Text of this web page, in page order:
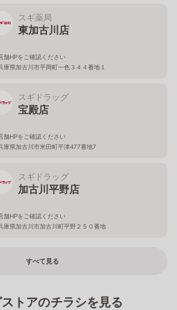
スギ薬局
東加古川店
舗HPをご確認ください
庫県加古川市平岡町一色３４４番地１
スギドラッグ
宝殿店
舗HPをご確認ください
庫県加古川市米田町平津477番地7
スギドラッグ
加古川平野店
舗HPをご確認ください
庫県加古川市加古川町平野２５０番地
すべて見る
トアのチラシを見る